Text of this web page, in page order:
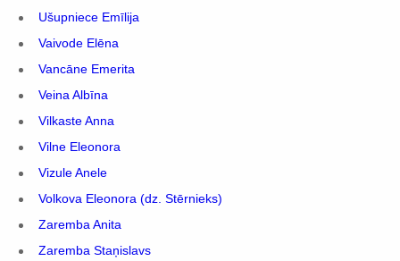
Ušupniece Emīlija
Vaivode Elēna
Vancāne Emerita
Veina Albīna
Vilkaste Anna
Vilne Eleonora
Vizule Anele
Volkova Eleonora (dz. Stērnieks)
Zaremba Anita
Zaremba Staņislavs